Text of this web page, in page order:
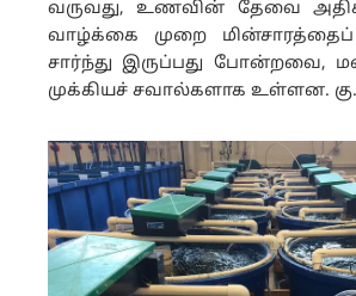
வருவது, உணவின் தேவை
வாழ்க்கை முறை
சார்ந்து இருப்பது போன்றவை,
முக்கியச் சவால்களாக உள்ளன.